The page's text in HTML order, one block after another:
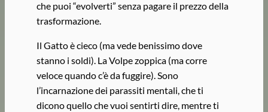
che puoi “evolverti” senza pagare il prezzo della
trasformazione.
Il Gatto è cieco (ma vede benissimo dove
stanno i soldi). La Volpe zoppica (ma corre
veloce quando c’è da fuggire). Sono
l’incarnazione dei parassiti mentali, che ti
dicono quello che vuoi sentirti dire, mentre ti